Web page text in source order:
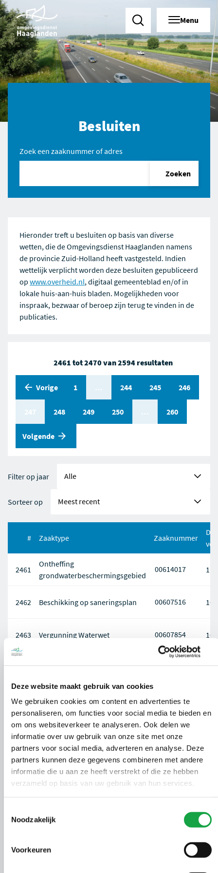
Deze website maakt gebruik van cookies
We gebruiken cookies om content en advertenties te
personaliseren, om functies voor social media te bieden en
om ons websiteverkeer te analyseren. Ook delen we
informatie over uw gebruik van onze site met onze
partners voor social media, adverteren en analyse. Deze
partners kunnen deze gegevens combineren met andere
informatie die u aan ze heeft verstrekt of die ze hebben
verzameld op basis van uw gebruik van hun services.
Noodzakelijk
Voorkeuren
Zoeken Menu
Besluiten
Zoek een zaaknummer of adres
Zoeken
Hieronder treft u besluiten op basis van diverse
wetten, die de Omgevingsdienst Haaglanden namens
de provincie Zuid-Holland heeft vastgesteld. Indien
wettelijk verplicht worden deze besluiten gepubliceerd
op www.overheid.nl, digitaal gemeenteblad en/of in
lokale huis-aan-huis bladen. Mogelijkheden voor
inspraak, bezwaar of beroep zijn terug te vinden in de
publicaties.
2461 tot 2470 van 2594 resultaten
Vorige Pagina
1 Pagina
… Pagina
244 Pagina
245 Pagina
246
Pagina
247 Pagina
248 Pagina
249 Pagina
250 Pagina
… Pagina
260
Volgende pagina
Filter op jaar
Sorteer op
# Zaaktype Zaaknummer
2461
Ontheffing
grondwaterbeschermingsgebied
00614017
2462 Beschikking op saneringsplan 00607516
2463 Vergunning Waterwet 00607854
2464
natuurbescherming
2465
Vergunning Wet
natuurbescherming
00602548
2466 Verbeterde expeditie 00612405
2467 Beschikking op saneringsverslag 00602830 06-
Vergunning Wet